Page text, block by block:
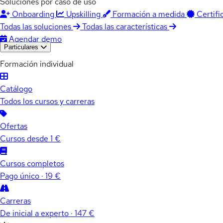
Onboarding
Upskilling Formación a medida
Todas las soluciones
Todas las características
Agendar demo
Particulares
Formación individual
Catálogo
Todos los cursos y carreras
Ofertas
Cursos desde 1 €
Cursos completos
Pago único · 19 €
Carreras
De inicial a experto · 147 €